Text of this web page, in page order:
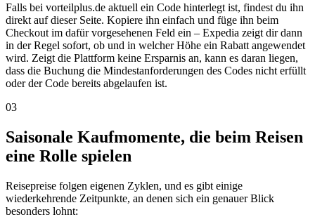
Falls bei vorteilplus.de aktuell ein Code hinterlegt ist, findest du ihn
direkt auf dieser Seite. Kopiere ihn einfach und füge ihn beim
Checkout im dafür vorgesehenen Feld ein – Expedia zeigt dir dann
in der Regel sofort, ob und in welcher Höhe ein Rabatt angewendet
wird. Zeigt die Plattform keine Ersparnis an, kann es daran liegen,
dass die Buchung die Mindestanforderungen des Codes nicht erfüllt
oder der Code bereits abgelaufen ist.
03
Saisonale Kaufmomente, die beim Reisen
eine Rolle spielen
Reisepreise folgen eigenen Zyklen, und es gibt einige
wiederkehrende Zeitpunkte, an denen sich ein genauer Blick
besonders lohnt: